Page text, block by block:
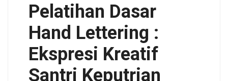
Pelatihan Dasar
Hand Lettering :
Ekspresi Kreatif
Santri Keputrian